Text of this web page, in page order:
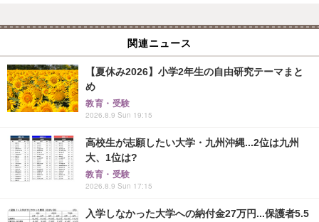
関連ニュース
【夏休み2026】小学2年生の自由研究テーマまと
め
教育・受験
2026.8.9 Sun 19:15
高校生が志願したい大学・九州沖縄...2位は九州
大、1位は?
教育・受験
2026.8.9 Sun 17:15
入学しなかった大学への納付金27万円...保護者5.5